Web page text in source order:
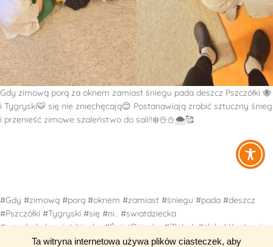
Ta witryna internetowa używa plików ciasteczek, aby
Gdy zimową porą za oknem zamiast śniegu pada deszcz Pszczółki 🐝
i Tygryski🐯 się nie zniechęcają😊 Postanawiają zrobić sztuczny śnieg
i przenieść zimowe szaleństwo do sali!!❄️☃️⛄️🌨🥰
#Gdy #zimową #porą #oknem #zamiast #śniegu #pada #deszcz
#Pszczółki #Tygryski #się #ni.. #swiatdziecka
#przedszkoleswiatdziecka #ŚwiatDziecka #Złobek #żłobekKontancin
#przedszkoleKonstancin